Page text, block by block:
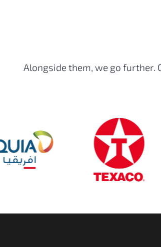
Alongside them, we go further.